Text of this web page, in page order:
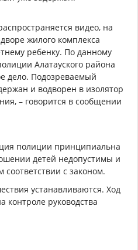
видео, на
жилого комплекса
ребенку. По данному
Алатауского района
дело. Подозреваемый
и водворен в изолятор
– говорится в сообщении
полиции принципиальна
детей недопустимы и
соответствии с законом.
устанавливаются. Ход
контроле руководства